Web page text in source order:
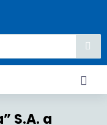
S.A. a